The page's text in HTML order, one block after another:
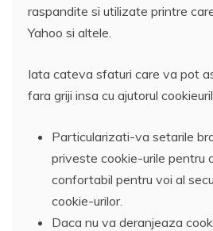
raspandite si utilizate printre care
Yahoo si altele.
Iata cateva sfaturi care va pot
fara griji insa cu ajutorul
Particularizati-va setarile
priveste cookie-urile pentru
confortabil pentru voi al
cookie-urilor.
Daca nu va deranjeaza